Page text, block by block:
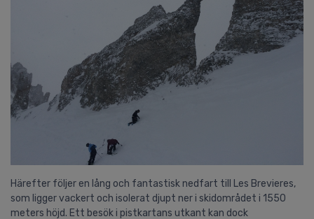
Härefter följer en lång och fantastisk nedfart till Les Brevieres,
som ligger vackert och isolerat djupt ner i skidområdet i 1550
meters höjd. Ett besök i pistkartans utkant kan dock